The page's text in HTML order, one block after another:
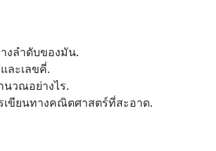
งลำดับของมัน.
ละเลขคี่.
วณอย่างไร.
ขียนทางคณิตศาสตร์ที่สะอาด.